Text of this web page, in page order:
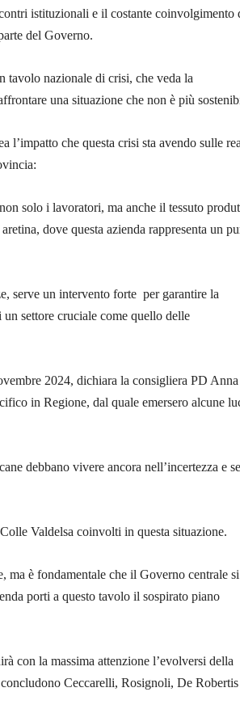
istituzionali e il costante coinvolgimento
del Governo.
tavolo nazionale di crisi, che veda la
una situazione che non è più
che questa crisi sta avendo sulle
solo i lavoratori, ma anche il tessuto
dove questa azienda rappresenta un
serve un intervento forte per garantire la
settore cruciale come quello delle
2024, dichiara la consigliera PD Anna
in Regione, dal quale emersero alcune
debbano vivere ancora nell’incertezza e
Valdelsa coinvolti in questa situazione.
ma è fondamentale che il Governo centrale si
porti a questo tavolo il sospirato piano
con la massima attenzione l’evolversi della
Ceccarelli, Rosignoli, De Robertis